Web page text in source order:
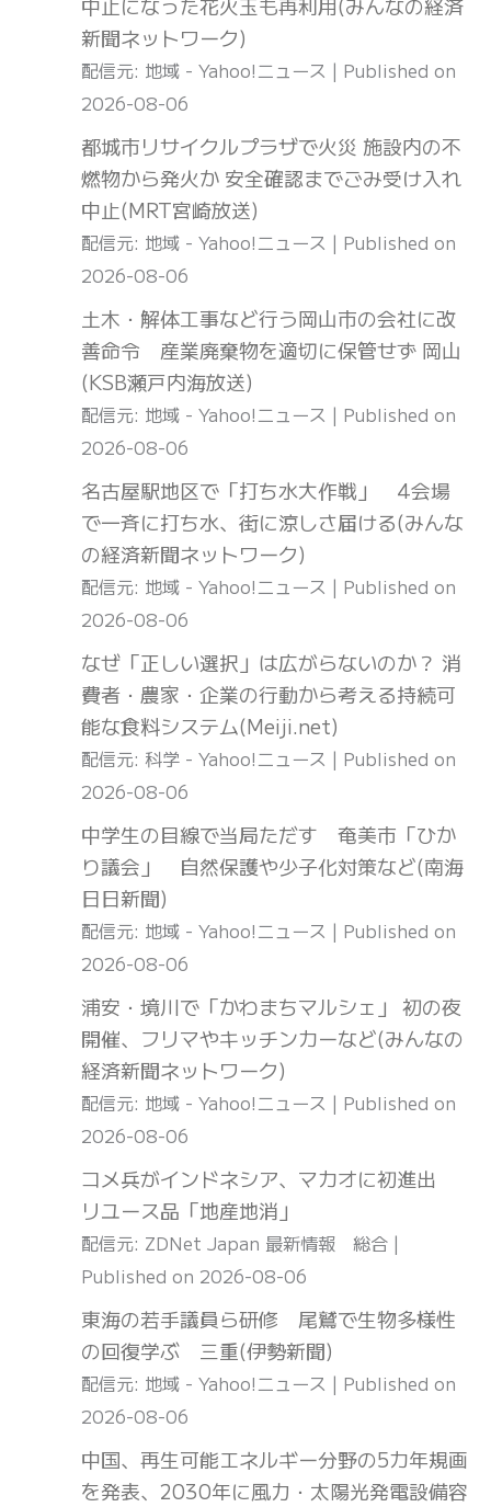
中止になった花火玉も再利用(みんなの経済
新聞ネットワーク)
配信元: 地域 - Yahoo!ニュース
Published on
2026-08-06
都城市リサイクルプラザで火災 施設内の不
燃物から発火か 安全確認までごみ受け入れ
中止(MRT宮崎放送)
配信元: 地域 - Yahoo!ニュース
Published on
2026-08-06
土木・解体工事など行う岡山市の会社に改
善命令 産業廃棄物を適切に保管せず 岡山
(KSB瀬戸内海放送)
配信元: 地域 - Yahoo!ニュース
Published on
2026-08-06
名古屋駅地区で「打ち水大作戦」 4会場
で一斉に打ち水、街に涼しさ届ける(みんな
の経済新聞ネットワーク)
配信元: 地域 - Yahoo!ニュース
Published on
2026-08-06
なぜ「正しい選択」は広がらないのか？ 消
費者・農家・企業の行動から考える持続可
能な食料システム(Meiji.net)
配信元: 科学 - Yahoo!ニュース
Published on
2026-08-06
中学生の目線で当局ただす 奄美市「ひか
り議会」 自然保護や少子化対策など(南海
日日新聞)
配信元: 地域 - Yahoo!ニュース
Published on
2026-08-06
浦安・境川で「かわまちマルシェ」 初の夜
開催、フリマやキッチンカーなど(みんなの
経済新聞ネットワーク)
配信元: 地域 - Yahoo!ニュース
Published on
2026-08-06
コメ兵がインドネシア、マカオに初進出
リユース品「地産地消」
配信元: ZDNet Japan 最新情報 総合
Published on 2026-08-06
東海の若手議員ら研修 尾鷲で生物多様性
の回復学ぶ 三重(伊勢新聞)
配信元: 地域 - Yahoo!ニュース
Published on
2026-08-06
中国、再生可能エネルギー分野の5カ年規画
を発表、2030年に風力・太陽光発電設備容